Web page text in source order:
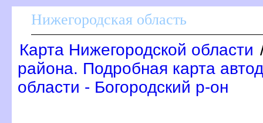
Нижегородская область
Карта Нижегородской области
района. Подробная карта
области - Богородский р-он